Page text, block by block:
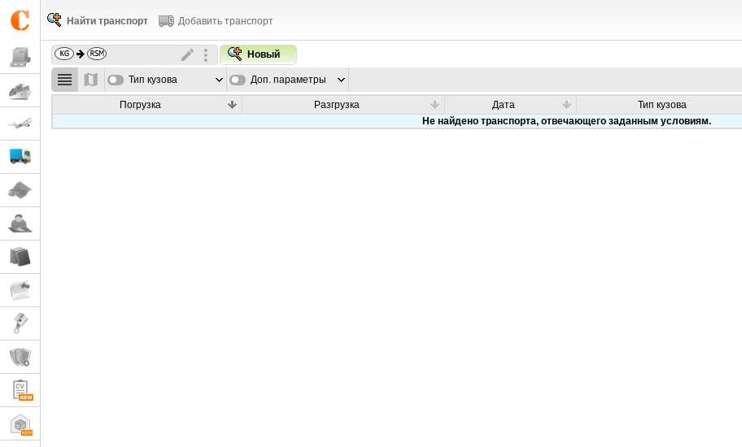
Найти транспорт Добавить транспорт
Новый
Тип кузова Доп. параметры
Погрузка Разгрузка Дата Тип кузова
Не найдено транспорта, отвечающего заданным условиям.